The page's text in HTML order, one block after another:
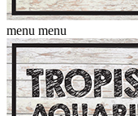
menu menu